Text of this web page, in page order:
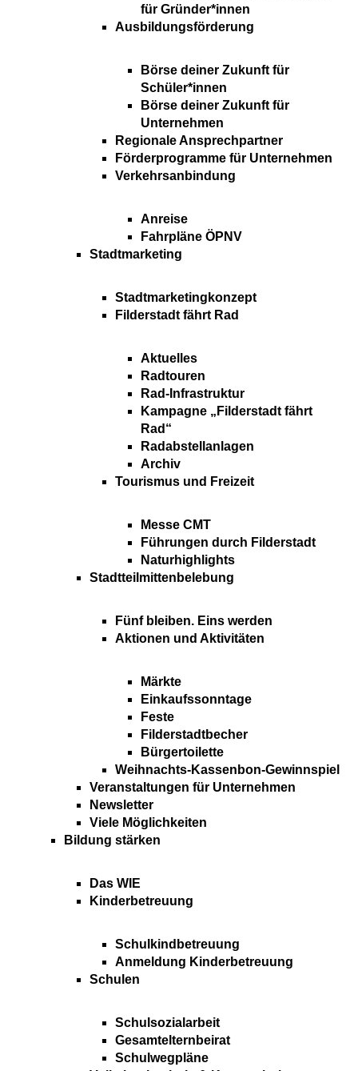
für Gründer*innen
Ausbildungsförderung
Börse deiner Zukunft für
Schüler*innen
Börse deiner Zukunft für
Unternehmen
Regionale Ansprechpartner
Förderprogramme für Unternehmen
Verkehrsanbindung
Anreise
Fahrpläne ÖPNV
Stadtmarketing
Stadtmarketingkonzept
Filderstadt fährt Rad
Aktuelles
Radtouren
Rad-Infrastruktur
Kampagne „Filderstadt fährt
Rad“
Radabstellanlagen
Archiv
Tourismus und Freizeit
Messe CMT
Führungen durch Filderstadt
Naturhighlights
Stadtteilmittenbelebung
Fünf bleiben. Eins werden
Aktionen und Aktivitäten
Märkte
Einkaufssonntage
Feste
Filderstadtbecher
Bürgertoilette
Weihnachts-Kassenbon-Gewinnspiel
Veranstaltungen für Unternehmen
Newsletter
Viele Möglichkeiten
Bildung stärken
Das WIE
Kinderbetreuung
Schulkindbetreuung
Anmeldung Kinderbetreuung
Schulen
Schulsozialarbeit
Gesamtelternbeirat
Schulwegpläne